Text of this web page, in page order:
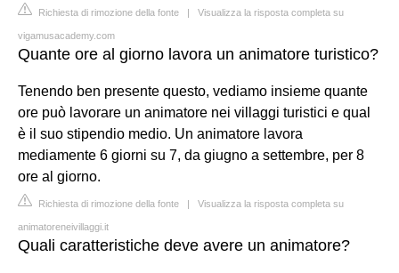
Richiesta di rimozione della fonte | Visualizza la risposta completa su
vigamusacademy.com
Quante ore al giorno lavora un animatore turistico?
Tenendo ben presente questo, vediamo insieme quante
ore può lavorare un animatore nei villaggi turistici e qual
è il suo stipendio medio. Un animatore lavora
mediamente 6 giorni su 7, da giugno a settembre, per 8
ore al giorno.
Richiesta di rimozione della fonte | Visualizza la risposta completa su
animatoreneivillaggi.it
Quali caratteristiche deve avere un animatore?